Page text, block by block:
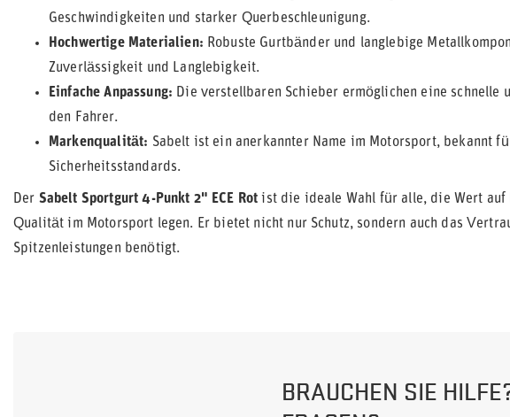
Geschwindigkeiten und starker Querbeschleunigung.
Hochwertige Materialien: Robuste Gurtbänder und langlebige
Zuverlässigkeit und Langlebigkeit.
Einfache Anpassung: Die verstellbaren Schieber ermöglichen eine schnelle
den Fahrer.
Markenqualität: Sabelt ist ein anerkannter Name im Motorsport, bekannt
Sicherheitsstandards.
Der Sabelt Sportgurt 4-Punkt 2" ECE Rot ist die ideale Wahl für alle, die Wert auf
Qualität im Motorsport legen. Er bietet nicht nur Schutz, sondern auch das
Spitzenleistungen benötigt.
BRAUCHEN SIE